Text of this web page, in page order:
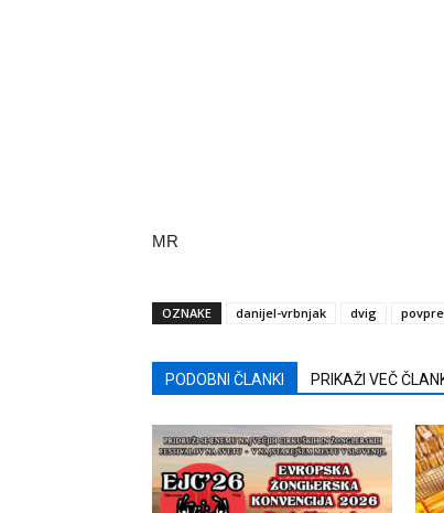
MR
OZNAKE danijel-vrbnjak dvig
PODOBNI ČLANKI PRIKAŽI VEČ